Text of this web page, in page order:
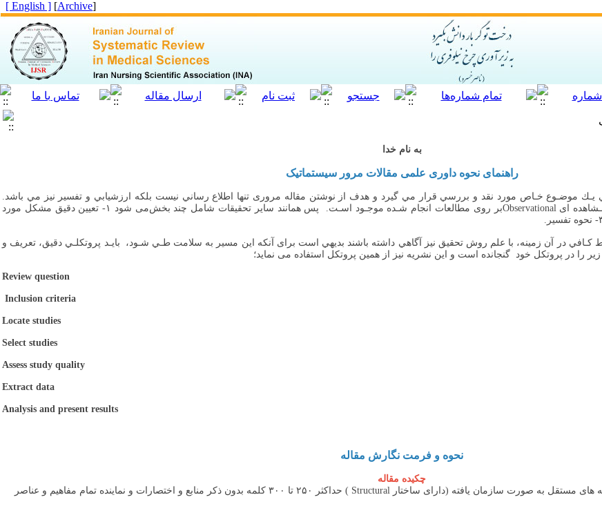
[
Archive
]
[ English ]
به نام خدا
راهنمای نحوه داوری علمی مقالات مرور سیستماتیک
ﻳـﻚ ﻣﻮﺿـﻮع ﺧـﺎص ﻣﻮرد ﻧﻘﺪ و ﺑﺮرﺳﻲ ﻗﺮار ﻣﻲ ﮔﻴﺮد و ﻫﺪف از ﻧﻮﺷﺘﻦ ﻣﻘﺎﻟﻪ ﻣﺮوری ﺗﻨﻬﺎ اﻃﻼع رﺳﺎﻧﻲ ﻧﻴﺴﺖ ﺑﻠﻜﻪ ارزﺷﻴﺎﺑﻲ و ﺗﻔﺴﻴﺮ ﻧﻴﺰ ﻣﻲ ﺑﺎﺷﺪ.
ﻣـــﺮور ﺳﻴـــﺴﺘﻤﺎﺗﻴﻚ در واﻗـــﻊ ﻳـــﻚ ﻣﻄﺎﻟﻌـــﻪﻣـــﺸﺎﻫﺪه ای Observationalﺑﺮ روی ﻣﻄﺎﻟﻌﺎت اﻧﺠﺎم ﺷـﺪه ﻣﻮﺟـﻮد اﺳـﺖ. ﭘﺲ ﻫﻤﺎﻧﻨﺪ ﺳﺎﻳﺮ ﺗﺤﻘﻴﻘﺎت ﺷﺎﻣﻞ ﭼﻨﺪ ﺑﺨﺶمی ﺷﻮد ۱- ﺗﻌﻴﻴﻦ دﻗﻴﻖ ﻣﺸﻜﻞ ﻣﻮرد
در آن زﻣﻴﻨﻪ، ﺑﺎ ﻋﻠﻢ روش ﺗﺤﻘﻴﻖ ﻧﻴﺰ آﮔﺎﻫﻲ داﺷﺘﻪ ﺑﺎﺷﻨﺪ ﺑﺪﻳﻬﻲ اﺳﺖ ﺑﺮای آﻧﻜﻪ اﻳﻦ ﻣﺴﻴﺮ ﺑﻪ ﺳﻼﻣﺖ ﻃـﻲ ﺷـﻮد، ﺑﺎﻳـﺪ ﭘﺮوﺗﻜﻠـﻲ دﻗﻴﻖ، ﺗﻌﺮﻳﻒ و
را در ﭘﺮوﺗﻜﻞ ﺧﻮد گنجانده اﺳﺖ و این نشریه نیز از همین پروتکل استفاده می نماید؛
Review question
Inclusion criteria
Locate studies
Select studies
Assess study quality
Extract data
Analysis and present results
نحوه و فرمت نگارش مقاله
چکیده مقاله
چکیده مقاله، ( اعم از فارسی و انگلیسی) در صفحه های مستقل به صورت سازمان یافته (دارای ساختار Structural ) حداکثر ۲۵۰ تا ۳۰۰ کلمه بدون ذکر منابع و اختصارات و نماینده تمام مفاهیم و عناصر